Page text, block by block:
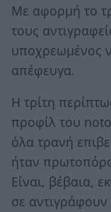
Με αφορμή το
τους
υποχρεωμένος
απέφευγα.
Η τρίτη
προφίλ του
όλα τρανή
ήταν
Είναι, βέβαια,
σε